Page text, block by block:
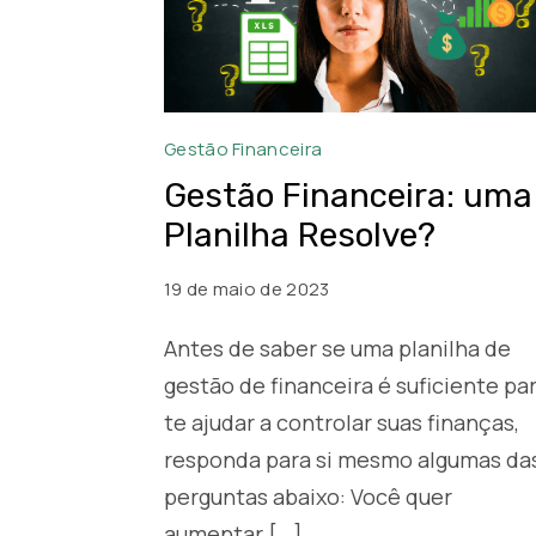
Planilha
controle
e
gestão
Gestão Financeira
Gestão Financeira: uma
Planilha Resolve?
19 de maio de 2023
Antes de saber se uma planilha de
gestão de financeira é suficiente
te ajudar a controlar suas finanças,
responda para si mesmo algumas
perguntas abaixo: Você quer